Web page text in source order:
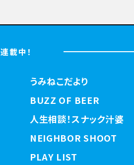
連載中！
うみねこだより
BUZZ OF BEER
人生相談！スナック汁婆
NEIGHBOR SHOOT
PLAY LIST